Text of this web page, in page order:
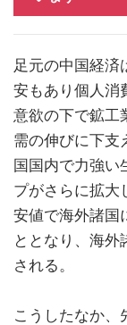
足元の中国経済
安もあり個人消
意欲の下で鉱工
需の伸びに下支
国国内で力強い
プがさらに拡大
安値で海外諸国
ととなり、海外
される。
こうしたなか、